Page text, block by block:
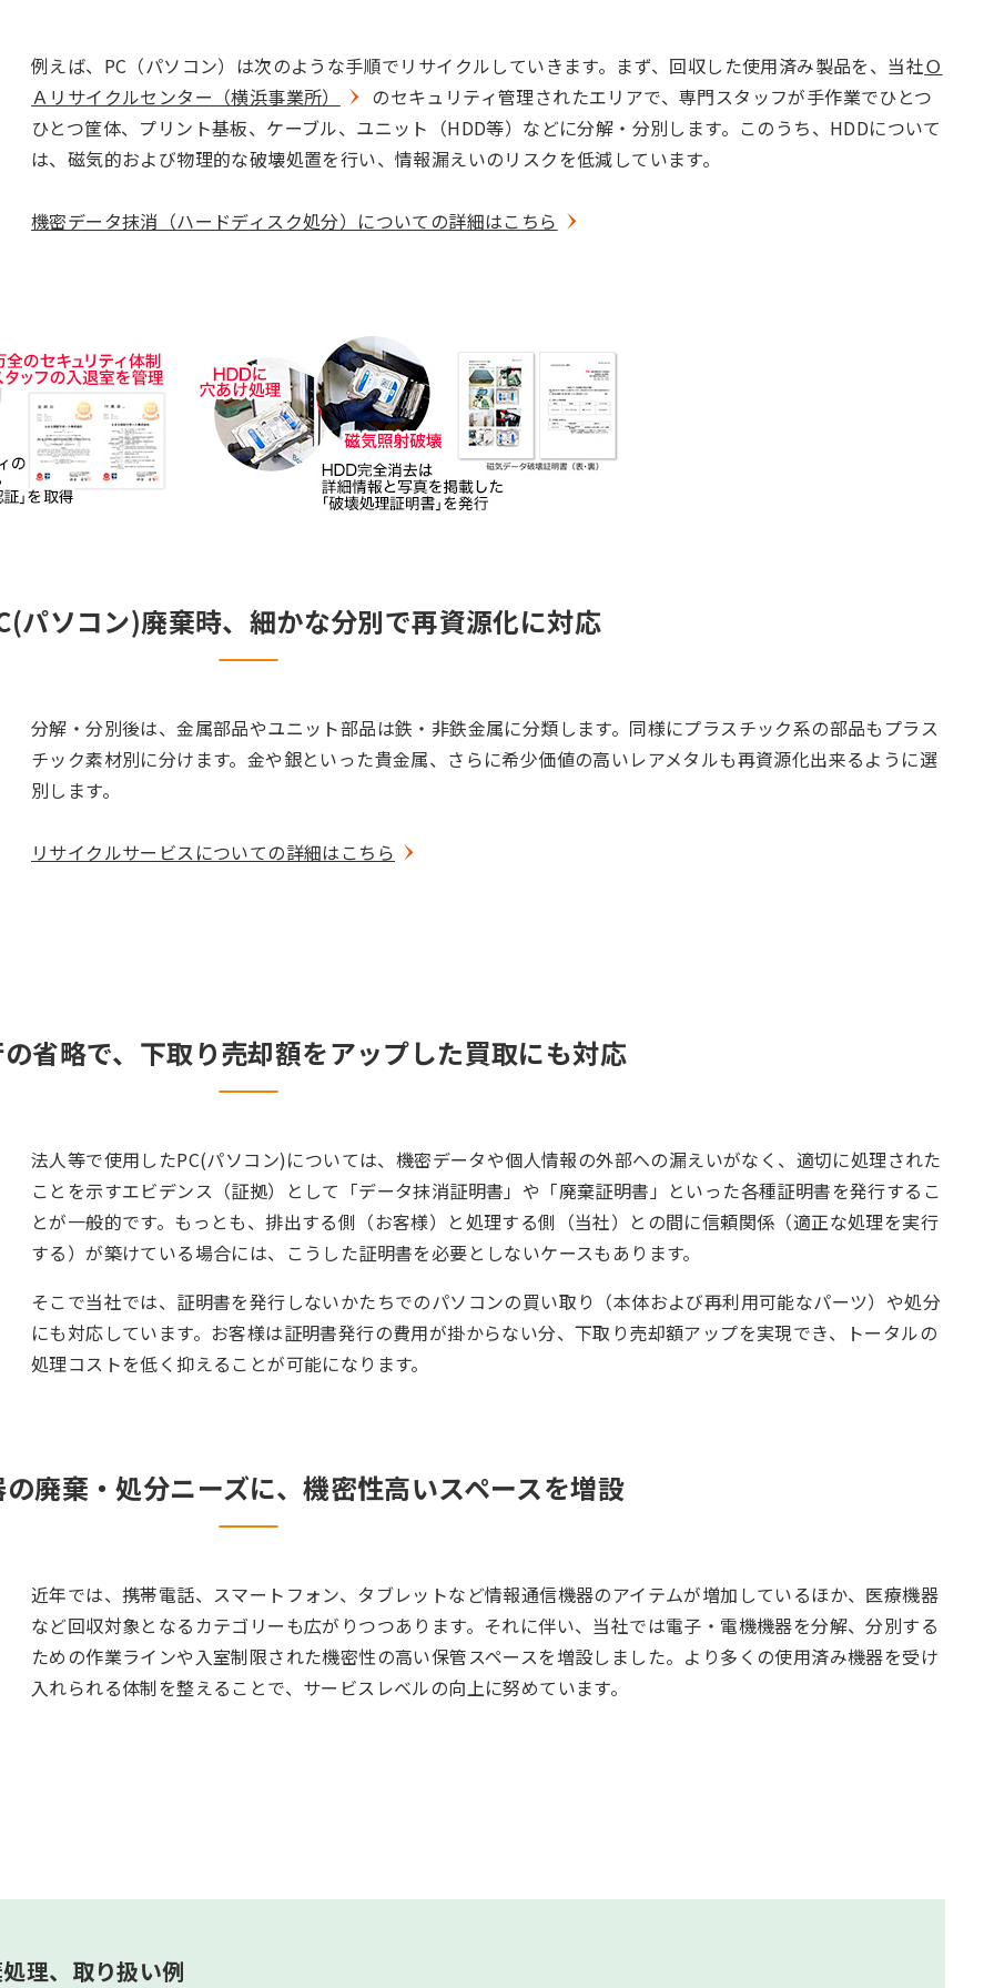
例えば、PC（パソコン）は次のような手順でリサイクルしていきます。まず、回収した使用済み製品を、当社Ｏ
Ａリサイクルセンター（横浜事業所）
のセキュリティ管理されたエリアで、専門スタッフが手作業でひとつ
ひとつ筐体、プリント基板、ケーブル、ユニット（HDD等）などに分解・分別します。このうち、HDDについて
は、磁気的および物理的な破壊処置を行い、情報漏えいのリスクを低減しています。
機密データ抹消（ハードディスク処分）についての詳細はこちら
パソコン)廃棄時、細かな分別で再資源化に対応
分解・分別後は、金属部品やユニット部品は鉄・非鉄金属に分類します。同様にプラスチック系の部品もプラス
チック素材別に分けます。金や銀といった貴金属、さらに希少価値の高いレアメタルも再資源化出来るように選
別します。
リサイクルサービスについての詳細はこちら
省略で、下取り売却額をアップした買取にも対応
法人等で使用したPC(パソコン)については、機密データや個人情報の外部への漏えいがなく、適切に処理された
ことを示すエビデンス（証拠）として「データ抹消証明書」や「廃棄証明書」といった各種証明書を発行するこ
とが一般的です。もっとも、排出する側（お客様）と処理する側（当社）との間に信頼関係（適正な処理を実行
する）が築けている場合には、こうした証明書を必要としないケースもあります。
そこで当社では、証明書を発行しないかたちでのパソコンの買い取り（本体および再利用可能なパーツ）や処分
にも対応しています。お客様は証明書発行の費用が掛からない分、下取り売却額アップを実現でき、トータルの
処理コストを低く抑えることが可能になります。
廃棄・処分ニーズに、機密性高いスペースを増設
近年では、携帯電話、スマートフォン、タブレットなど情報通信機器のアイテムが増加しているほか、医療機器
など回収対象となるカテゴリーも広がりつつあります。それに伴い、当社では電子・電機機器を分解、分別する
ための作業ラインや入室制限された機密性の高い保管スペースを増設しました。より多くの使用済み機器を受け
入れられる体制を整えることで、サービスレベルの向上に努めています。
理、取り扱い例